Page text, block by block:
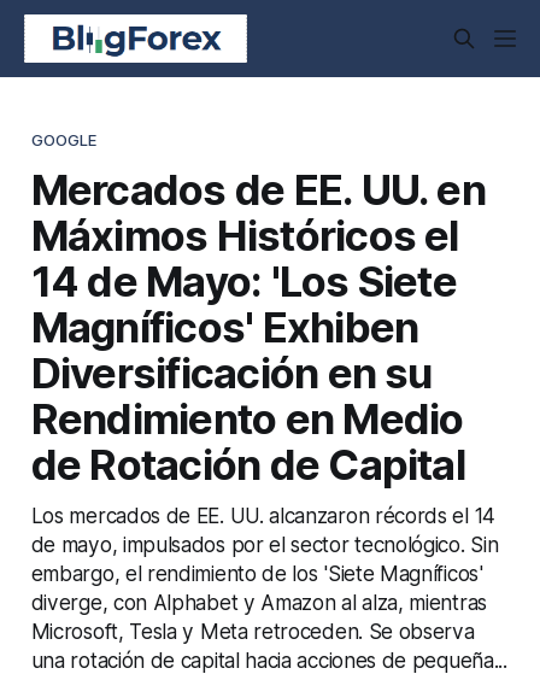
GOOGLE
Mercados de EE. UU. en
Máximos Históricos el
14 de Mayo: 'Los Siete
Magníficos' Exhiben
Diversificación en su
Rendimiento en Medio
de Rotación de Capital
Los mercados de EE. UU. alcanzaron récords el 14
de mayo, impulsados por el sector tecnológico. Sin
embargo, el rendimiento de los 'Siete Magníficos'
diverge, con Alphabet y Amazon al alza, mientras
Microsoft, Tesla y Meta retroceden. Se observa
una rotación de capital hacia acciones de pequeña...